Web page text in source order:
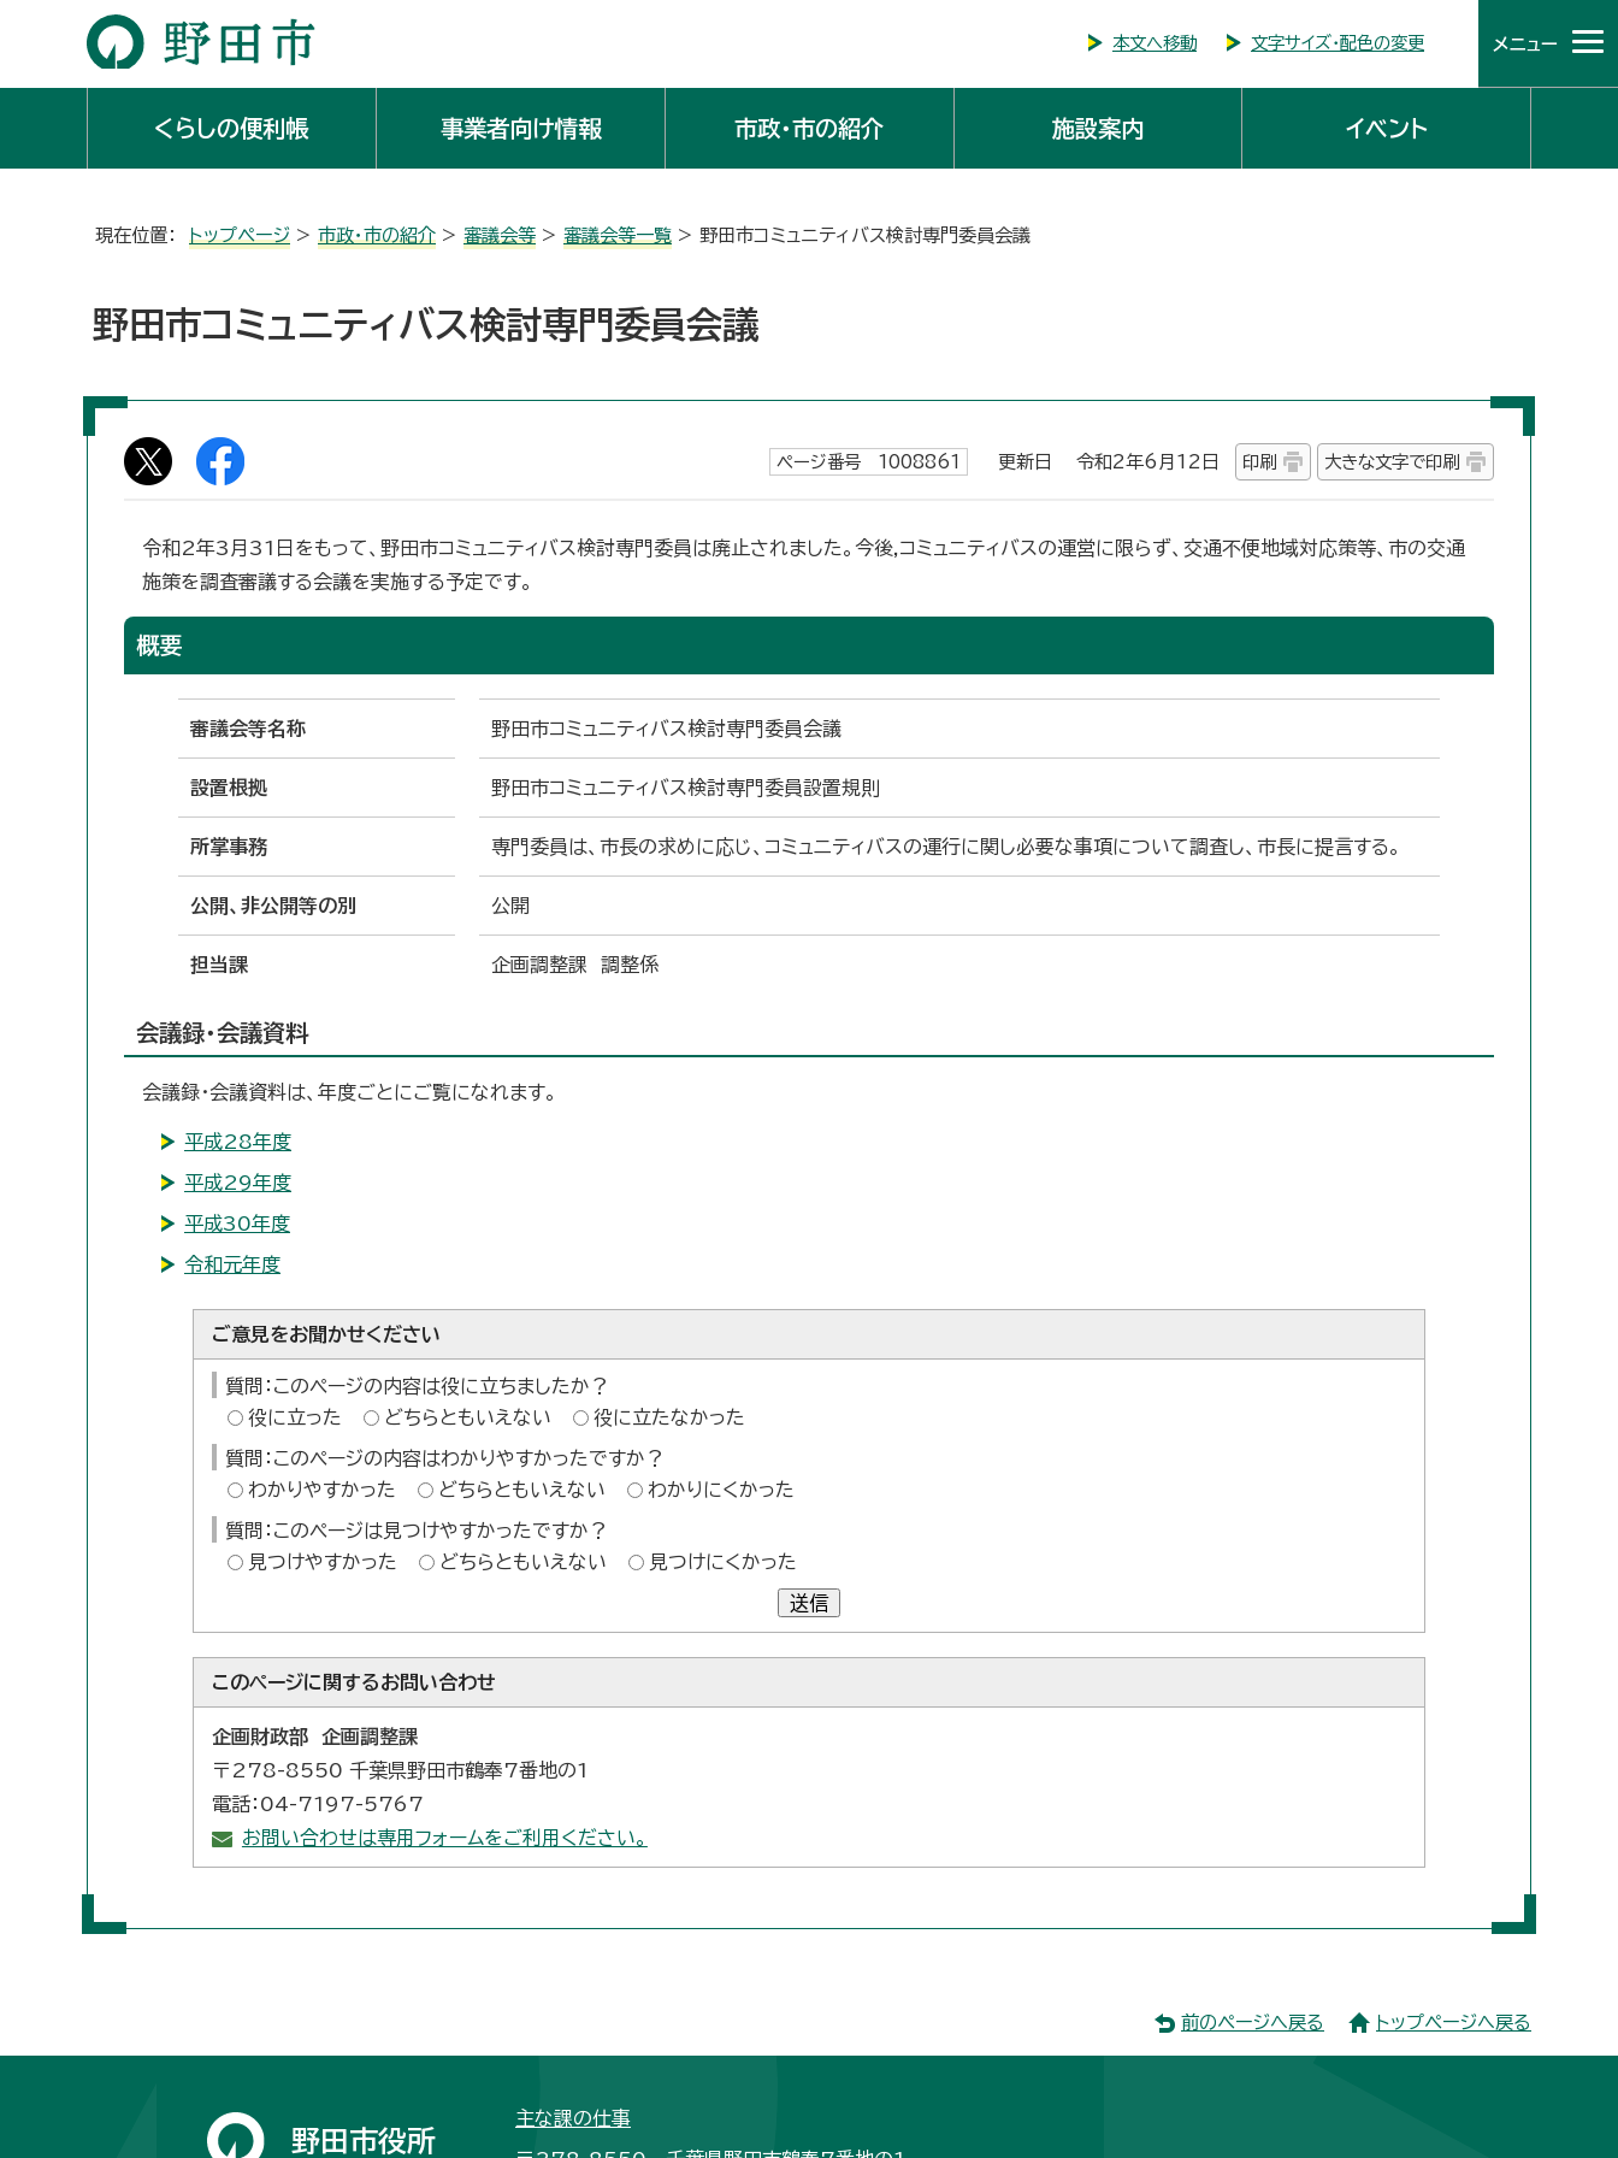
本文へ移動 文字サイズ・配色の変更 メニュー
くらしの便利帳 事業者向け情報 市政・市の紹介 施設案内 イベント
現在位置： トップページ > 市政・市の紹介 > 審議会等 > 審議会等一覧 > 野田市コミュニティバス検討専門委員会議
野田市コミュニティバス検討専門委員会議
ページ番号 1008861 更新日 令和2年6月12日 印刷 大きな文字で印刷
令和2年3月31日をもって、野田市コミュニティバス検討専門委員は廃止されました。今後,コミュニティバスの運営に限らず、交通不便地域対応策等、市の交通
施策を調査審議する会議を実施する予定です。
概要
審議会等名称 野田市コミュニティバス検討専門委員会議
設置根拠 野田市コミュニティバス検討専門委員設置規則
所掌事務 専門委員は、市長の求めに応じ、コミュニティバスの運行に関し必要な事項について調査し、市長に提言する。
公開、非公開等の別 公開
担当課 企画調整課 調整係
会議録・会議資料
会議録・会議資料は、年度ごとにご覧になれます。
平成28年度
平成29年度
平成30年度
令和元年度
ご意見をお聞かせください
質問：このページの内容は役に立ちましたか？
役に立った
どちらともいえない 役に立たなかった
質問：このページの内容はわかりやすかったですか？
わかりやすかった
どちらともいえない わかりにくかった
質問：このページは見つけやすかったですか？
見つけやすかった
どちらともいえない 見つけにくかった
送信
このページに関するお問い合わせ
企画財政部 企画調整課
〒278-8550 千葉県野田市鶴奉7番地の1
電話：04-7197-5767
お問い合わせは専用フォームをご利用ください。
前のページへ戻る トップページへ戻る
野田市役所
主な課の仕事